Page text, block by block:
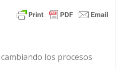
los procesos